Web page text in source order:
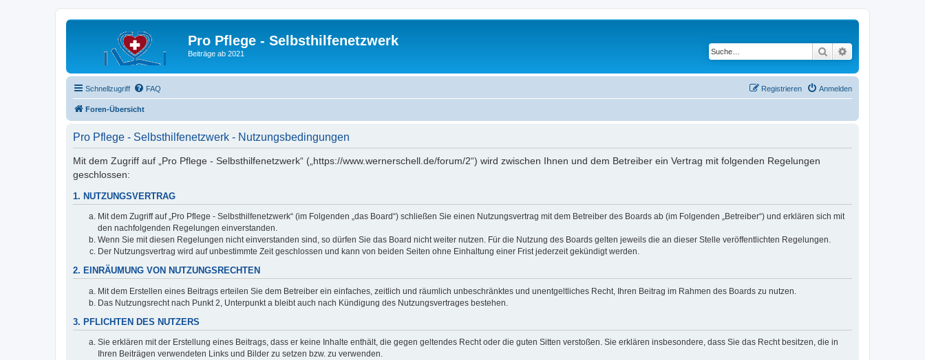
Pro Pflege - Selbsthilfenetzwerk
Beiträge ab 2021 Suche
Schnellzugriff FAQ Anmelden
Registrieren
Foren-Übersicht
Pro Pflege - Selbsthilfenetzwerk - Nutzungsbedingungen
Mit dem Zugriff auf „Pro Pflege - Selbsthilfenetzwerk“ („https://www.wernerschell.de/forum/2“) wird zwischen Ihnen und dem Betreiber ein Vertrag mit folgenden Regelungen
geschlossen:
1. NUTZUNGSVERTRAG
Mit dem Zugriff auf „Pro Pflege - Selbsthilfenetzwerk“ (im Folgenden „das Board“) schließen Sie einen Nutzungsvertrag mit dem Betreiber des Boards ab (im Folgenden „Betreiber“) und erklären sich mit
den nachfolgenden Regelungen einverstanden.
Wenn Sie mit diesen Regelungen nicht einverstanden sind, so dürfen Sie das Board nicht weiter nutzen. Für die Nutzung des Boards gelten jeweils die an dieser Stelle veröffentlichten Regelungen.
Der Nutzungsvertrag wird auf unbestimmte Zeit geschlossen und kann von beiden Seiten ohne Einhaltung einer Frist jederzeit gekündigt werden.
2. EINRÄUMUNG VON NUTZUNGSRECHTEN
Mit dem Erstellen eines Beitrags erteilen Sie dem Betreiber ein einfaches, zeitlich und räumlich unbeschränktes und unentgeltliches Recht, Ihren Beitrag im Rahmen des Boards zu nutzen.
Das Nutzungsrecht nach Punkt 2, Unterpunkt a bleibt auch nach Kündigung des Nutzungsvertrages bestehen.
3. PFLICHTEN DES NUTZERS
Sie erklären mit der Erstellung eines Beitrags, dass er keine Inhalte enthält, die gegen geltendes Recht oder die guten Sitten verstoßen. Sie erklären insbesondere, dass Sie das Recht besitzen, die in
Ihren Beiträgen verwendeten Links und Bilder zu setzen bzw. zu verwenden.